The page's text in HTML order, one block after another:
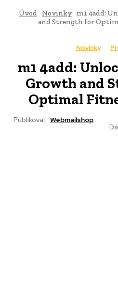
Úvod Novinky
m1 4add:
and Strength for
Novinky
m1 4add:
Growth and
Optimal
Publikoval: Webmailshop